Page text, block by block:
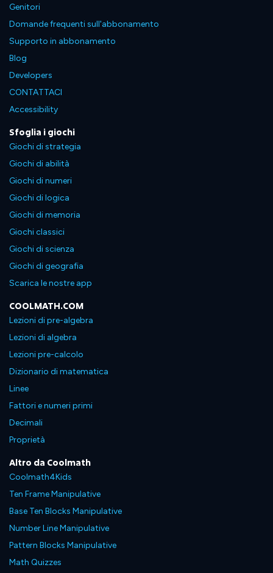
Genitori
Domande frequenti sull'abbonamento
Supporto in abbonamento
Blog
Developers
CONTATTACI
Accessibility
Sfoglia i giochi
Giochi di strategia
Giochi di abilità
Giochi di numeri
Giochi di logica
Giochi di memoria
Giochi classici
Giochi di scienza
Giochi di geografia
Scarica le nostre app
COOLMATH.COM
Lezioni di pre-algebra
Lezioni di algebra
Lezioni pre-calcolo
Dizionario di matematica
Linee
Fattori e numeri primi
Decimali
Proprietà
Altro da Coolmath
Coolmath4Kids
Ten Frame Manipulative
Base Ten Blocks Manipulative
Number Line Manipulative
Pattern Blocks Manipulative
Math Quizzes